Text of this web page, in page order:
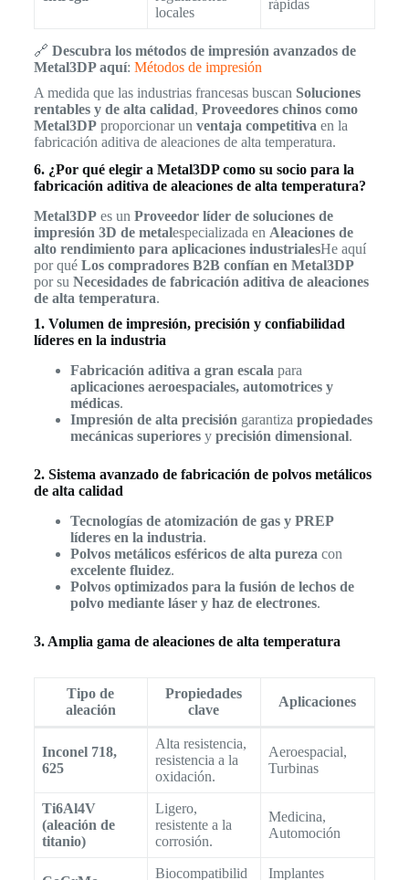
locales
rápidas
🔗 Descubra los métodos de impresión avanzados de
Metal3DP aquí: Métodos de impresión
A medida que las industrias francesas buscan Soluciones
rentables y de alta calidad, Proveedores chinos como
Metal3DPproporcionar un ventaja competitiva en la
fabricación aditiva de aleaciones de alta temperatura.
6. ¿Por qué elegir a Metal3DP como su socio para la
fabricación aditiva de aleaciones de alta temperatura?
Metal3DPes un Proveedor líder de soluciones de
impresión 3D de metalespecializada en Aleaciones de
alto rendimiento para aplicaciones industrialesHe aquí
por qué Los compradores B2B confían en Metal3DP
por su Necesidades de fabricación aditiva de aleaciones
de alta temperatura.
1. Volumen de impresión, precisión y confiabilidad
líderes en la industria
Fabricación aditiva a gran escala para
aplicaciones aeroespaciales, automotrices y
médicas.
Impresión de alta precisión garantiza propiedades
mecánicas superioresy precisión dimensional.
2. Sistema avanzado de fabricación de polvos metálicos
de alta calidad
Tecnologías de atomización de gas y PREP
líderes en la industria.
Polvos metálicos esféricos de alta pureza con
excelente fluidez.
Polvos optimizados para la fusión de lechos de
polvo mediante láser y haz de electrones.
3. Amplia gama de aleaciones de alta temperatura
Tipo de
aleación
Propiedades
clave
Aplicaciones
Inconel 718,
625
Alta resistencia,
resistencia a la
oxidación.
Aeroespacial,
Turbinas
Ti6Al4V
(aleación de
titanio)
Ligero,
resistente a la
corrosión.
Medicina,
Automoción
Biocompatibilid Implantes